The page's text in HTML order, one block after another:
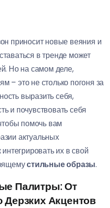
приносит новые веяния и
в тренде может
Но на самом деле,
– это не столько погоня за
выразить себя,
и почувствовать себя
помочь вам
актуальных
их в свой
стильные образы.
Палитры: От
Акцентов